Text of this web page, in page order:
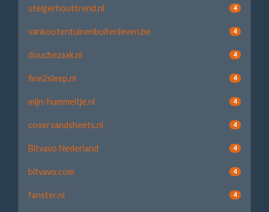
steigerhouttrend.nl 4
vankootentuinenbuitenleven.be 4
douchezaak.nl 4
fine2sleep.nl 4
mijn-hummeltje.nl 4
coversandsheets.nl 4
Bitvavo Nederland 4
bitvavo.com 4
fanster.nl 4